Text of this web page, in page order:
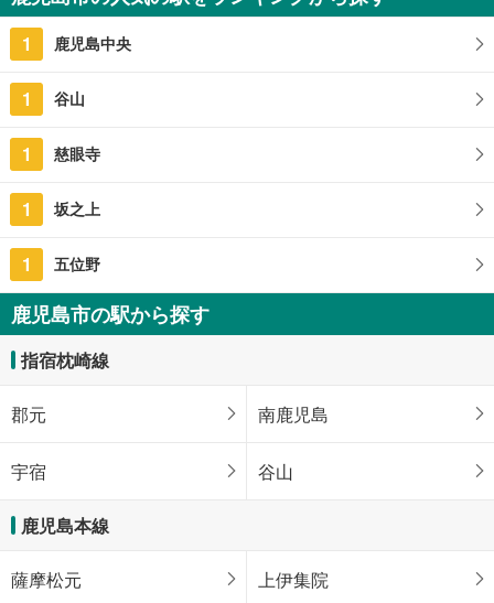
鹿児島県鹿児島市草牟田2丁目
1 鹿児島中央
1 谷山
1 慈眼寺
1 坂之上
1 五位野
鹿児島市の駅から探す
指宿枕崎線
郡元 南鹿児島
宇宿 谷山
鹿児島本線
薩摩松元 上伊集院